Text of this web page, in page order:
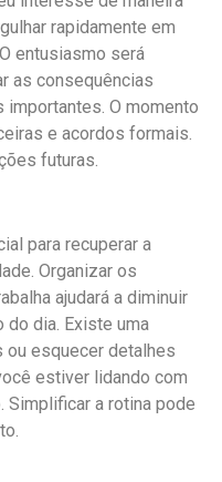
rapidamente em
entusiasmo será
as consequências
O momento
e acordos formais.
futuras.
para recuperar a
Organizar os
ajudará a diminuir
dia. Existe uma
ou esquecer detalhes
estiver lidando com
a rotina pode